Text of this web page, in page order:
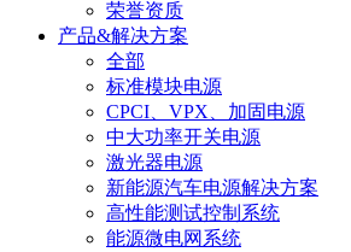
荣誉资质
产品&解决方案
全部
标准模块电源
CPCI、VPX、加固电源
中大功率开关电源
激光器电源
新能源汽车电源解决方案
高性能测试控制系统
能源微电网系统